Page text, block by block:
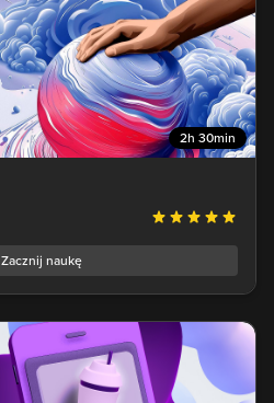
2h 30min
Zacznij naukę